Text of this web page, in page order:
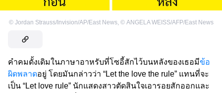
© Jordan Strauss/Invision/AP/East News, © ANGELA WEISS/AFP/East News
คำคมดั้งเดิมในภาษาอาหรับที่โซอี้สักไว้บนหลังของเธอมีข้อ
ผิดพลาดอยู่ โดยมันกล่าวว่า “Let the love the rule” แทนที่จะ
เป็น “Let love rule” นักแสดงสาวตัดสินใจเอารอยสักออกและ